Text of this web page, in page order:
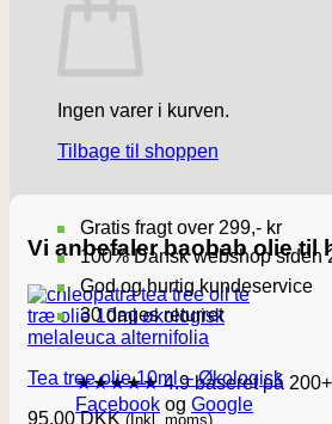
Ingen varer i kurven.
Tilbage til shoppen
Gratis fragt over 299,- kr
100% Dansk webshop siden
God og hurtig kundeservice
30 dages returret
★★★★★ 4.9 baseret på 200+
Facebook og Google
Vi anbefaler baobab olie til
Tea tree olie 10ml – Økologisk
95,00DKK (Inkl. moms)